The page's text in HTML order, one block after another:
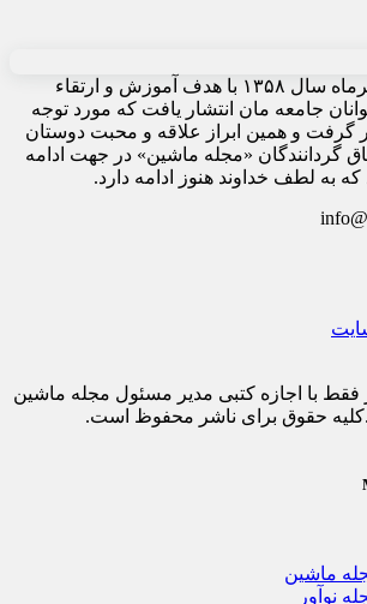
«مجله ماشین» از مهرماه سال ۱۳۵۸ با هدف آموزش و ارتقاء
جامعه مان انتشار یافت که مورد توجه
گرفت و همین ابراز علاقه و محبت دوستان
گردانندگان «مجله ماشین» در جهت ادامه
به لطف خداوند هنوز ادامه دارد.
با اجازه کتبی مدیر مسئول مجله ماشین
حقوق برای ناشر محفوظ است.
ماشین
نوآور